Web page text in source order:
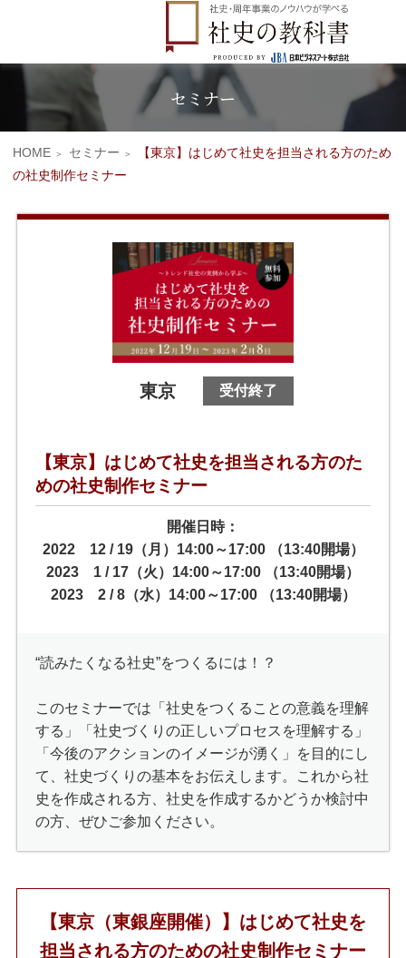
セミナー
HOME セミナー
【東京】はじめて社史を担当される方のため
の社史制作セミナー
【東京】はじめて社史を担当される方のた
めの社史制作セミナー
開催日時：
2022 12 / 19（月）14:00～17:00 （13:40開場）
2023 1 / 17（火）14:00～17:00 （13:40開場）
2023 2 / 8（水）14:00～17:00 （13:40開場）
東京 受付終了
“読みたくなる社史”をつくるには！？
このセミナーでは「社史をつくることの意義を理解
する」「社史づくりの正しいプロセスを理解する」
「今後のアクションのイメージが湧く」を目的にし
て、社史づくりの基本をお伝えします。これから社
史を作成される方、社史を作成するかどうか検討中
の方、ぜひご参加ください。
【東京（東銀座開催）】はじめて社史を
担当される方のための社史制作セミナー